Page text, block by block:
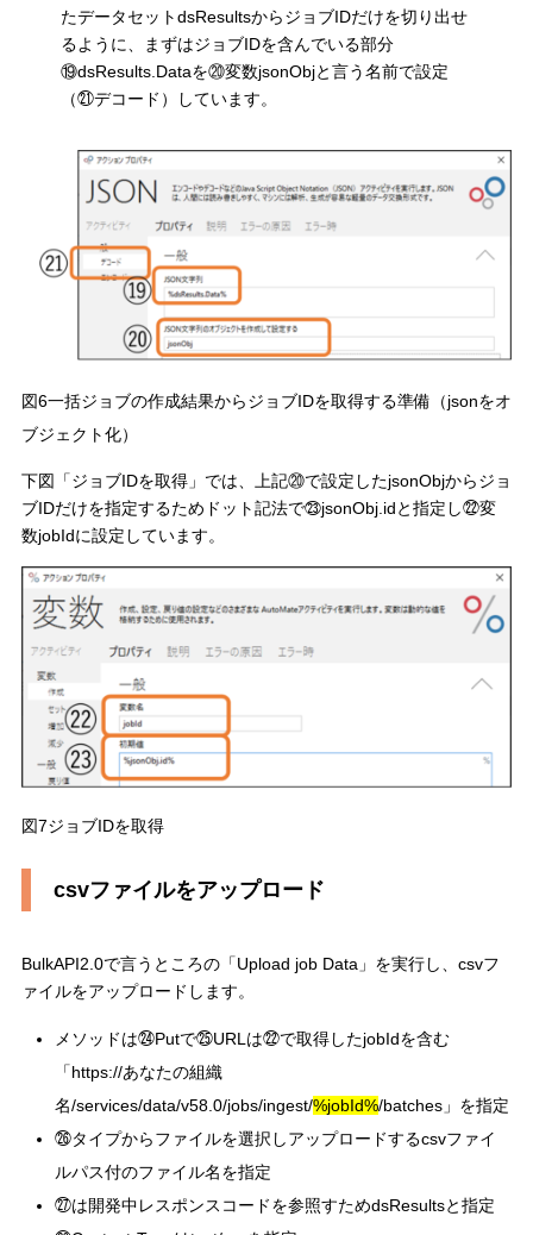
たデータセットdsResultsからジョブIDだけを切り出せ
るように、まずはジョブIDを含んでいる部分
⑲dsResults.Dataを⑳変数jsonObjと言う名前で設定
（㉑デコード）しています。
図6一括ジョブの作成結果からジョブIDを取得する準備（jsonをオ
ブジェクト化）
下図「ジョブIDを取得」では、上記⑳で設定したjsonObjからジョ
ブIDだけを指定するためドット記法で㉓jsonObj.idと指定し㉒変
数jobIdに設定しています。
図7ジョブIDを取得
csvファイルをアップロード
BulkAPI2.0で言うところの「Upload job Data」を実行し、csvフ
ァイルをアップロードします。
メソッドは㉔Putで㉕URLは㉒で取得したjobIdを含む
「https://あなたの組織
名/services/data/v58.0/jobs/ingest/%jobId%/batches」を指定
㉖タイプからファイルを選択しアップロードするcsvファイ
ルパス付のファイル名を指定
㉗は開発中レスポンスコードを参照すためdsResultsと指定